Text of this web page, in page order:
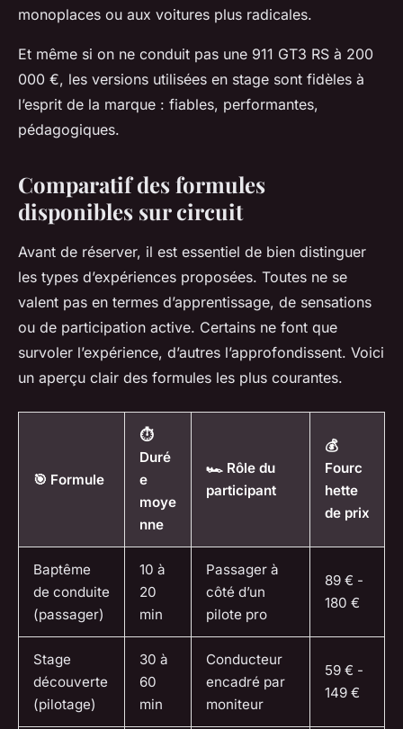
monoplaces ou aux voitures plus radicales.
Et même si on ne conduit pas une 911 GT3 RS à 200
000 €, les versions utilisées en stage sont fidèles à
l’esprit de la marque : fiables, performantes,
pédagogiques.
Comparatif des formules
disponibles sur circuit
Avant de réserver, il est essentiel de bien distinguer
les types d’expériences proposées. Toutes ne se
valent pas en termes d’apprentissage, de sensations
ou de participation active. Certains ne font que
survoler l’expérience, d’autres l’approfondissent. Voici
un aperçu clair des formules les plus courantes.
🎯 Formule
⏱️
Duré
e
moye
nne
🏎️ Rôle du
participant
💰
Fourc
hette
de prix
Baptême
de conduite
(passager)
10 à
20
min
Passager à
côté d’un
pilote pro
89 € -
180 €
Stage
découverte
(pilotage)
30 à
60
min
Conducteur
encadré par
moniteur
59 € -
149 €